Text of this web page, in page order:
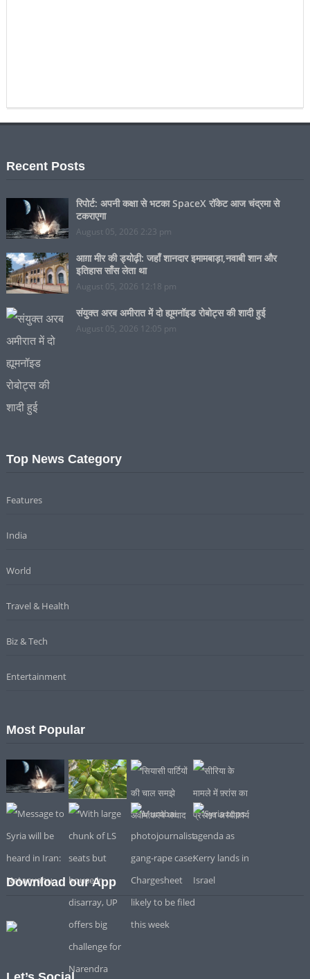
Recent Posts
रिपोर्ट: अपनी कक्षा से भटका SpaceX रॉकेट आज चंद्रमा से
टकराएगा
August 05, 2026 2:23 pm
आग़ा मीर की ड्योढ़ी: जहाँ शानदार इमामबाड़ा,नवाबी शान और
इतिहास साँस लेता था
August 05, 2026 12:18 pm
संयुक्त अरब अमीरात में दो ह्यूमनॉइड रोबोट्स की शादी हुई
August 05, 2026 12:05 pm
Top News Category
Features
India
World
Travel & Health
Biz & Tech
Entertainment
Most Popular
Download our App